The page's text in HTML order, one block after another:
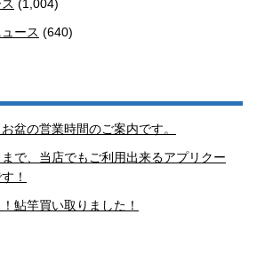
(1,004)
ース (640)
盆の営業時間のご案内です。
で、当店でもご利用出来るアプリクー
！
鮎竿買い取りました！